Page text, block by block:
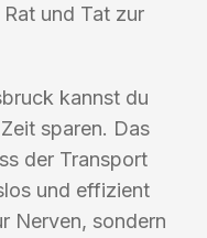
und Tat zur
kannst du
sparen. Das
der Transport
und effizient
Nerven, sondern